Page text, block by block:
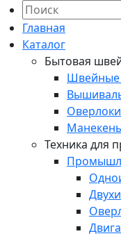
Главная
Каталог
Бытовая
Техника для